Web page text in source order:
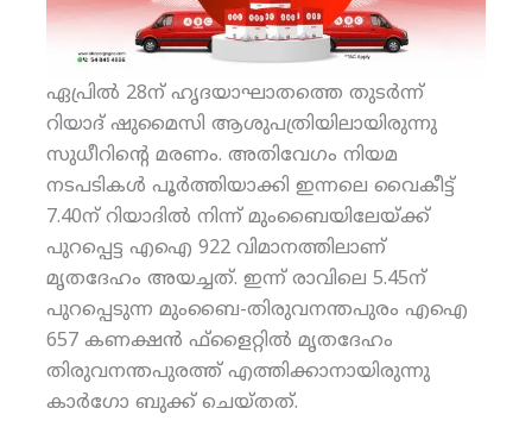
ഏപ്രില്‍ 28ന് ഹൃദയാഘാതത്തെ തുടര്‍ന്ന്
റിയാദ് ഷുമൈസി ആശുപത്രിയിലായിരുന്നു
സുധീറിന്റെ മരണം. അതിവേഗം നിയമ
നടപടികള്‍ പൂര്‍ത്തിയാക്കി ഇന്നലെ വൈകീട്ട്
7.40ന് റിയാദില്‍ നിന്ന് മുംബൈയിലേയ്ക്ക്
പുറപ്പെട്ട എഐ 922 വിമാനത്തിലാണ്
മൃതദേഹം അയച്ചത്. ഇന്ന് രാവിലെ 5.45ന്
പുറപ്പെടുന്ന മുംബൈ-തിരുവനന്തപുരം എഐ
657 കണക്ഷന്‍ ഫ്‌ളൈറ്റില്‍ മൃതദേഹം
തിരുവനന്തപുരത്ത് എത്തിക്കാനായിരുന്നു
കാര്‍ഗോ ബുക്ക് ചെയ്തത്.